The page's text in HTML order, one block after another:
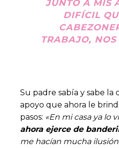
JUNTO A MIS
DIFÍCIL
TRABAJO,
Su padre sabía y sabe
apoyo que ahora le
pasos: «En mi casa ya lo
ahora ejerce de
me hacían mucha